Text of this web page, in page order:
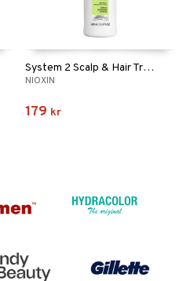
System 2 Scalp & Hair Treatment
NIOXIN
179 kr